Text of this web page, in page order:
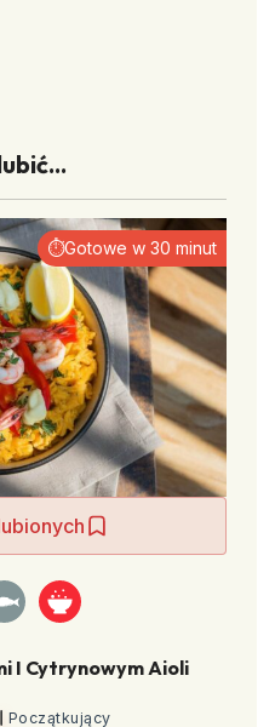
⏱Gotowe w 30 minut
I Cytrynowym Aioli
Początkujący